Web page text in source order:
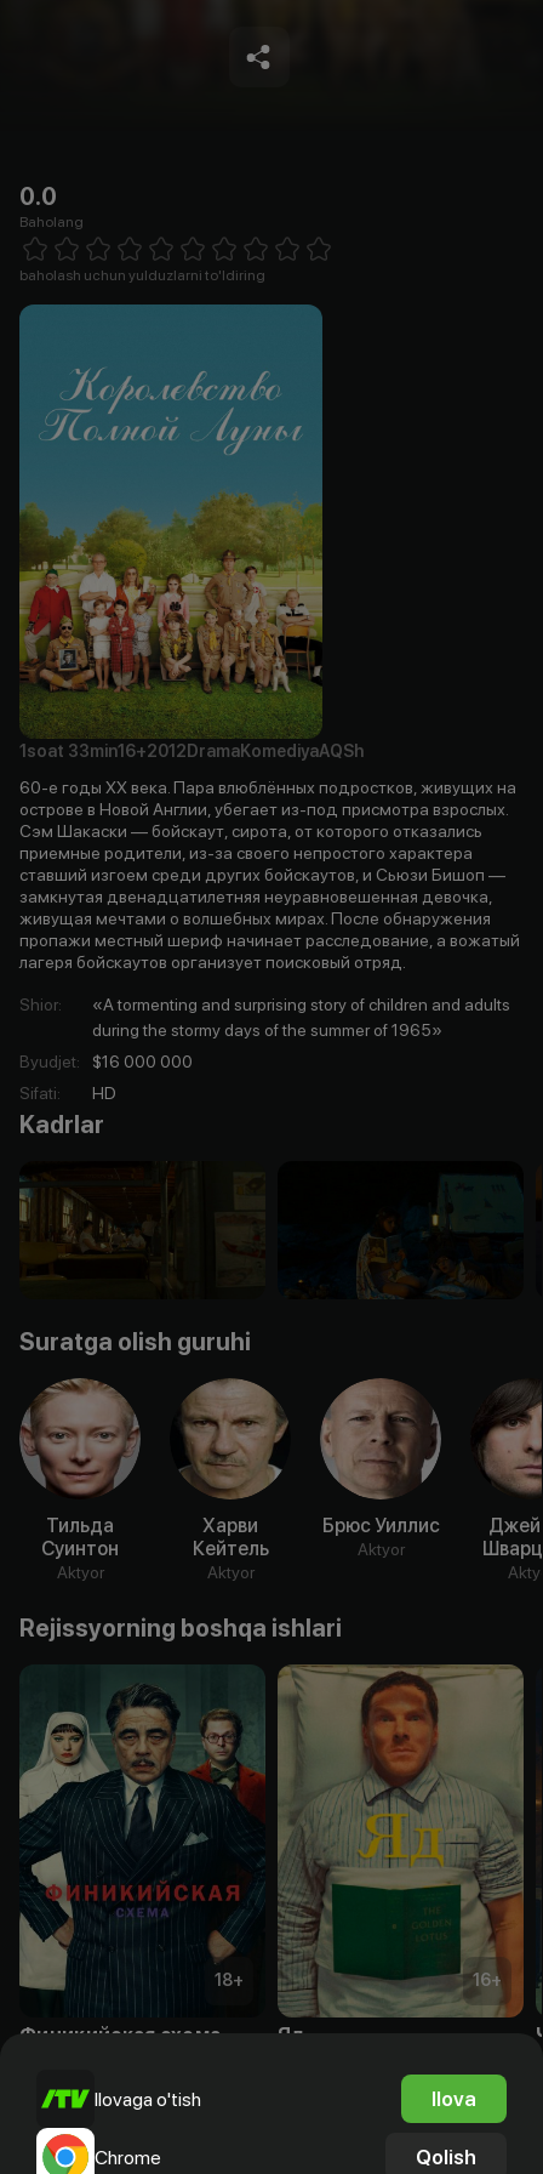
0.0
Baholang
1 Star 2 Stars 3 Stars 4 Stars5 Stars 6 Stars7 Stars8 Stars
baholash uchun yulduzlarni to'ldiring
1soat 33min16+2012 DramaKomediyaAQSh
60-е годы XX века. Пара влюблённых подростков, живущих на
острове в Новой Англии, убегает из-под присмотра взрослых.
Сэм Шакаски — бойскаут, сирота, от которого отказались
приемные родители, из-за своего непростого характера
ставший изгоем среди других бойскаутов, и Сьюзи Бишоп —
замкнутая двенадцатилетняя неуравновешенная девочка,
живущая мечтами о волшебных мирах. После обнаружения
пропажи местный шериф начинает расследование, а вожатый
лагеря бойскаутов организует поисковый отряд.
Shior:
«A tormenting and surprising story of children and adults
during the stormy days of the summer of 1965»
Byudjet:
$16 000 000
Sifati: HD
Kadrlar
Suratga olish guruhi
Тильда
Суинтон
Aktyor
Харви
Кейтель
Aktyor
Брюс Уиллис
Aktyor
Rejissyorning boshqa ishlari
18+
Финикийская схема
16+
Яд
Ilovaga o'tish Ilova
Chrome Qolish